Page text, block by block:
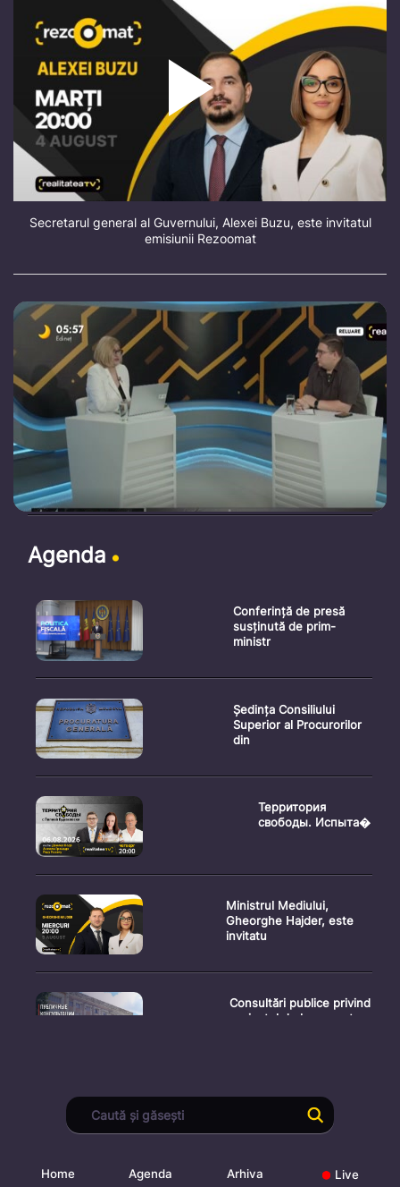
Secretarul general al Guvernului, Alexei Buzu, este invitatul
emisiunii Rezoomat
Agenda
Conferință de presă
susținută de prim-
ministr
Ședința Consiliului
Superior al Procurorilor
din
Территория
свободы. Испыта�
Ministrul Mediului,
Gheorghe Hajder, este
invitatu
Consultări publice privind
proiectul de lege pent
Consultarea Publică CP-
01, dedicată Studiilor de
Home Agenda Arhiva Live